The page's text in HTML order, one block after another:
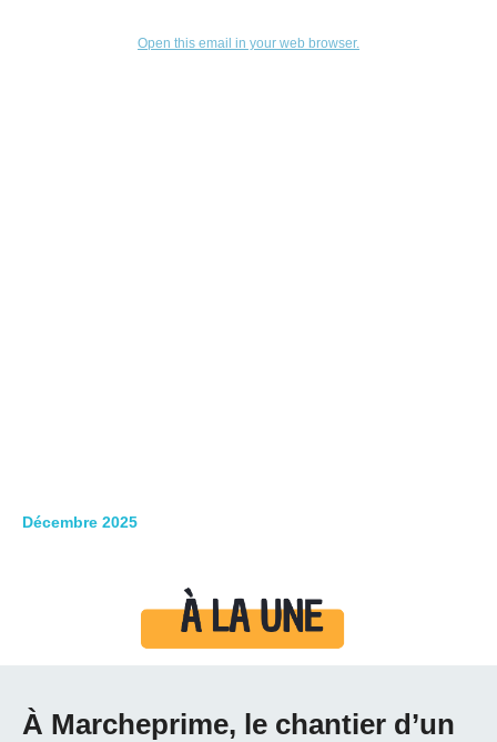
Open this email in your web browser.
Décembre 2025
À Marcheprime, le chantier d’un